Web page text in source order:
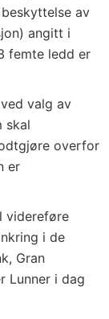
av
angitt i
femte ledd er
valg av
skal
overfor
er
videreføre
i de
Gran
Lunner i dag